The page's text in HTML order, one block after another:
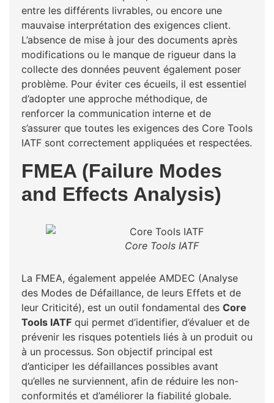
entre les différents livrables, ou encore une
mauvaise interprétation des exigences client.
L’absence de mise à jour des documents après
modifications ou le manque de rigueur dans la
collecte des données peuvent également poser
problème. Pour éviter ces écueils, il est essentiel
d’adopter une approche méthodique, de
renforcer la communication interne et de
s’assurer que toutes les exigences des Core Tools
IATF sont correctement appliquées et respectées.
FMEA (Failure Modes
and Effects Analysis)
Core Tools IATF
La FMEA, également appelée AMDEC (Analyse
des Modes de Défaillance, de leurs Effets et de
leur Criticité), est un outil fondamental des Core
Tools IATF qui permet d’identifier, d’évaluer et de
prévenir les risques potentiels liés à un produit ou
à un processus. Son objectif principal est
d’anticiper les défaillances possibles avant
qu’elles ne surviennent, afin de réduire les non-
conformités et d’améliorer la fiabilité globale.